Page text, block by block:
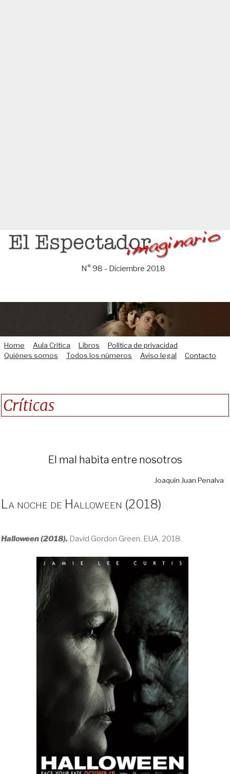
Saltar
N° 98 - Diciembre 2018
Home Aula Crítica Libros
Política de privacidad
Quiénes somos
Todos los números Aviso legal Contacto
Críticas
El mal habita entre nosotros
Joaquín Juan Penalva
La noche de Halloween (2018)
Halloween (2018). David Gordon Green. EUA, 2018.